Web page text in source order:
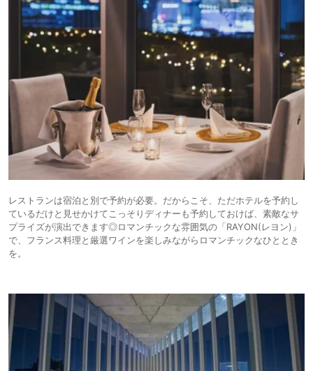
レストランは宿泊と別で予約が必要。だからこそ、ただホテルを予約し
ているだけと見せかけてこっそりディナーも予約しておけば、素敵なサ
プライズが演出できます◎ロマンチックな雰囲気の「RAYON(レヨン)」
で、フランス料理と厳選ワインを楽しみながらロマンチックなひととき
を。